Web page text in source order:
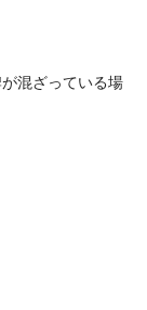
混ざっている場